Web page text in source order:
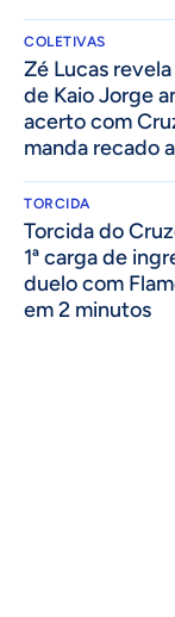
COLETIVAS
Zé Lucas
de Kaio Jorge
acerto com
manda recado
TORCIDA
Torcida do
1ª carga de
duelo com
em 2 minutos